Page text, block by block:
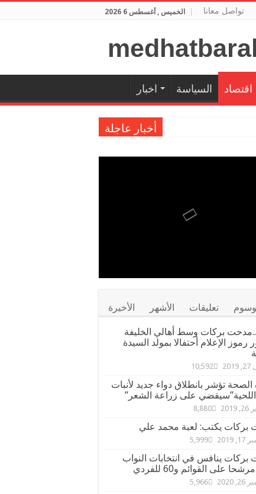
الخميس , أغسطس 6 2026 تواصل معانا
اخبار السياسة اقتصاد
أخبار عاجلة
الأخيرة الأشهر تعليقات
بركات وسط أهالي الخليفة
رموز الإعلام أحتفالا بمولد السيدة
10,592
الصحة تؤشر بانطلاق دواء جديد لأنبات
على زراعة الشعر”
8,880
بركات يكتب: لعبة محمد علي
5,999
ينافس في انتخابات النواب
5,966